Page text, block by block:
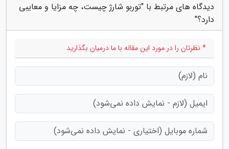
دیدگاه های مرتبط با "توربو شارژ چیست، چه مزایا و معایبی
دارد؟"
* نظرتان را در مورد این مقاله با ما درمیان بگذارید